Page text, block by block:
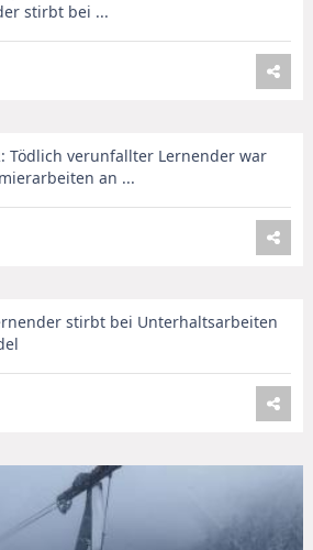
stirbt bei ...
Tödlich verunfallter Lernender war
an ...
stirbt bei Unterhaltsarbeiten